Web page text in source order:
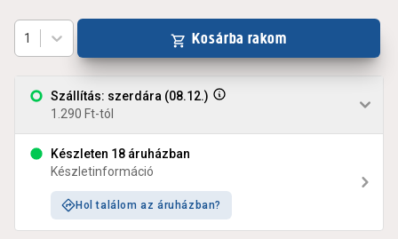
Szállítás: szerdára (08.12.)
1.290 Ft-tól
Készleten 18 áruházban
Készletinformáció
Hol találom az áruházban?
1 Kosárba rakom